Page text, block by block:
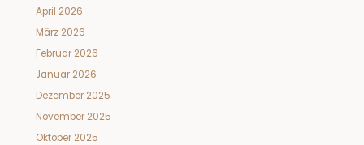
April 2026
März 2026
Februar 2026
Januar 2026
Dezember 2025
November 2025
Oktober 2025